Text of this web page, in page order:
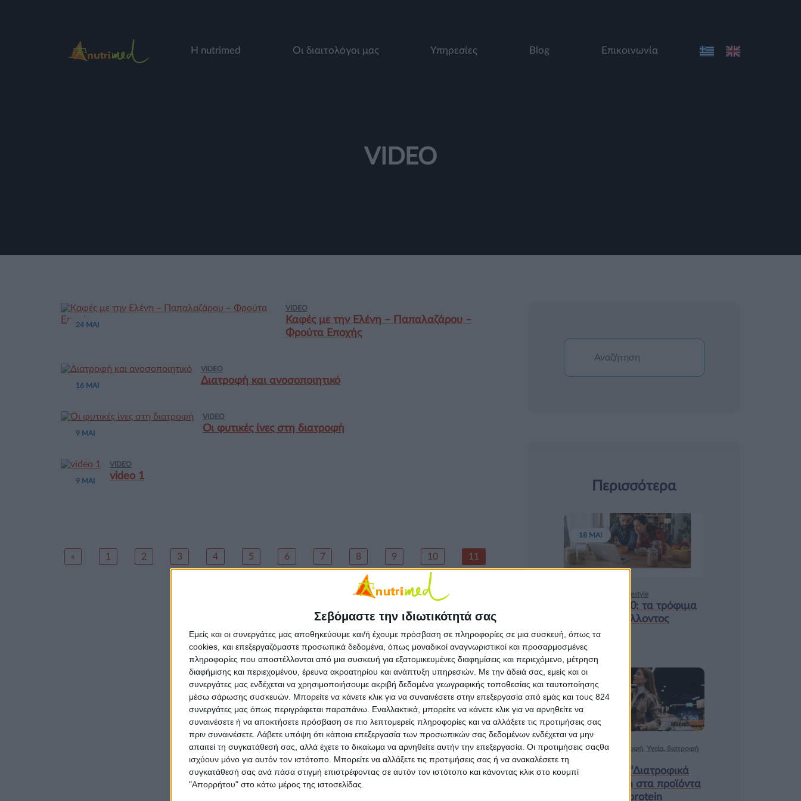
Σεβόμαστε την ιδιωτικότητά σας
Εμείς και οι συνεργάτες μας αποθηκεύουμε και/ή έχουμε πρόσβαση σε πληροφορίες σε μια συσκευή, όπως τα
cookies, και επεξεργαζόμαστε προσωπικά δεδομένα, όπως μοναδικοί αναγνωριστικοί και προσαρμοσμένες
πληροφορίες που αποστέλλονται από μια συσκευή για εξατομικευμένες διαφημίσεις και περιεχόμενο, μέτρηση
διαφήμισης και περιεχομένου, έρευνα ακροατηρίου και ανάπτυξη υπηρεσιών. Με την άδειά σας, εμείς και οι
συνεργάτες μας ενδέχεται να χρησιμοποιήσουμε ακριβή δεδομένα γεωγραφικής τοποθεσίας και ταυτοποίησης
μέσω σάρωσης συσκευών. Μπορείτε να κάνετε κλικ για να συναινέσετε στην επεξεργασία από εμάς και τους 824
συνεργάτες μας όπως περιγράφεται παραπάνω. Εναλλακτικά, μπορείτε να κάνετε κλικ για να αρνηθείτε να
συναινέσετε ή να αποκτήσετε πρόσβαση σε πιο λεπτομερείς πληροφορίες και να αλλάξετε τις προτιμήσεις σας
πριν συναινέσετε. Λάβετε υπόψη ότι κάποια επεξεργασία των προσωπικών σας δεδομένων ενδέχεται να μην
απαιτεί τη συγκατάθεσή σας, αλλά έχετε το δικαίωμα να αρνηθείτε αυτήν την επεξεργασία. Οι προτιμήσεις σαςθα
ισχύουν μόνο για αυτόν τον ιστότοπο. Μπορείτε να αλλάξετε τις προτιμήσεις σας ή να ανακαλέσετε τη
συγκατάθεσή σας ανά πάσα στιγμή επιστρέφοντας σε αυτόν τον ιστότοπο και κάνοντας κλικ στο κουμπί
"Απορρήτου" στο κάτω μέρος της ιστοσελίδας.
Η nutrimed Οι διαιτολόγοι μας Υπηρεσίες Blog Επικοινωνία
VIDEO
VIDEO
Καφές με την Ελένη – Παπαλαζάρου –
Φρούτα Εποχής
24 ΜΑΙ
VIDEO
Διατροφή και ανοσοποιητικό
16 ΜΑΙ
VIDEO
Οι φυτικές ίνες στη διατροφή
9 ΜΑΙ
VIDEO
video 1
9 ΜΑΙ
« 1 2 3 4 5 6 7 8 9 10 11
Περισσότερα
Υγεία, διατροφή & lifestyle
Διατροφή 2.0: τα τρόφιμα
του μέλλοντος
18 ΜΑΙ
Ισορροπημένη διατροφή, Υγεία, διατροφή
& lifestyle
Κεφάλαιο “Διατροφικά
trends”: zoοm στα προϊόντα
high protein
17 ΑΠΡ